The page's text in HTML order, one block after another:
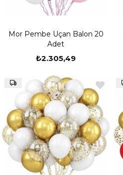
Mor Pembe Uçan Balon 20
Adet
₺2.305,49